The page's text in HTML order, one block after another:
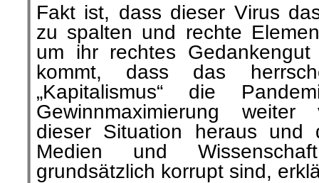
Fakt ist, dass dieser Virus
zu spalten und rechte
um ihr rechtes
kommt, dass das
„Kapitalismus“ die
Gewinnmaximierung weiter
dieser Situation heraus und
Medien und
grundsätzlich korrupt sind,